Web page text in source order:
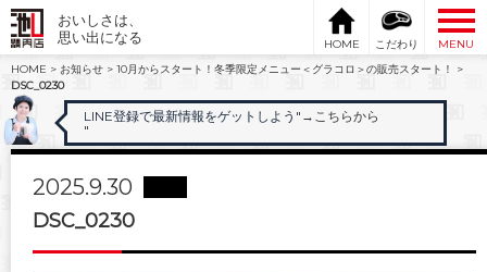
おいしさは、
思い出になる
HOME こだわり
MENU
HOME > お知らせ > 10月からスタート！冬季限定メニュー＜グラコロ＞の販売スタート！
>
DSC_0230
LINE登録で最新情報をゲットしよう" →こちらから
"
2025.9.30
DSC_0230